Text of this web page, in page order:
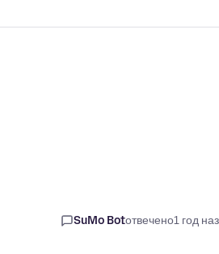
SuMo Botотвечено1 год